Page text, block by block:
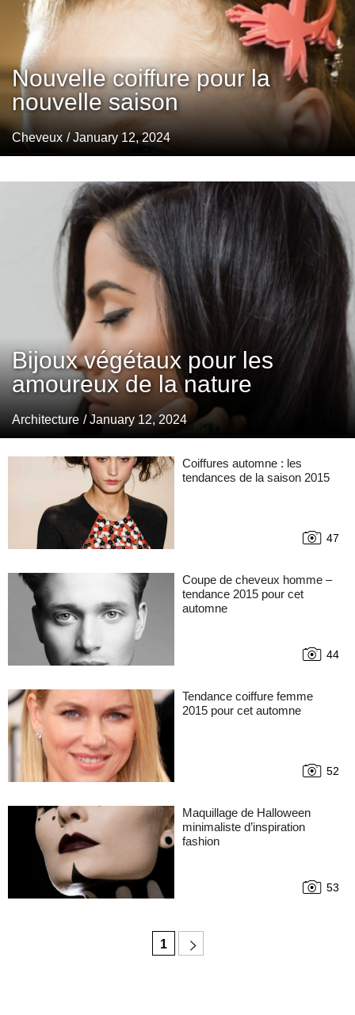
Nouvelle coiffure pour la
nouvelle saison
Cheveux / January 12, 2024
Bijoux végétaux pour les
amoureux de la nature
Architecture / January 12, 2024
Coiffures automne : les
tendances de la saison 2015
47
Coupe de cheveux homme –
tendance 2015 pour cet
automne
44
Tendance coiffure femme
2015 pour cet automne
52
Maquillage de Halloween
minimaliste d’inspiration
fashion
53
1